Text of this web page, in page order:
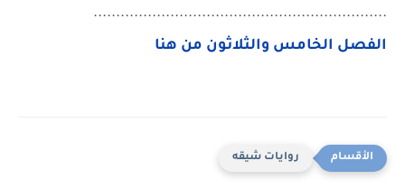
.................................................................
الفصل الخامس والثلاثون من هنا
روايات شيقه